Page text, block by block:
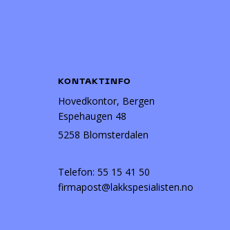
KONTAKTINFO
Hovedkontor, Bergen
Espehaugen 48
5258 Blomsterdalen
Telefon: 55 15 41 50
firmapost@lakkspesialisten.no